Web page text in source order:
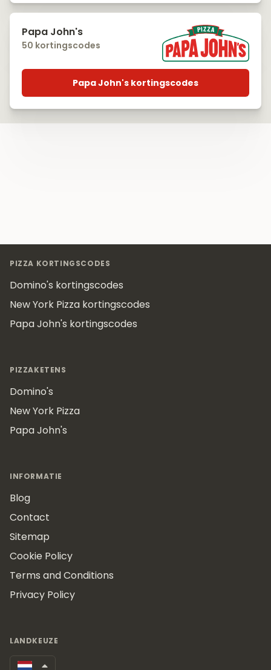
Papa John's
50 kortingscodes
Papa John's kortingscodes
PIZZA KORTINGSCODES
Domino's kortingscodes
New York Pizza kortingscodes
Papa John's kortingscodes
PIZZAKETENS
Domino's
New York Pizza
Papa John's
INFORMATIE
Blog
Contact
Sitemap
Cookie Policy
Terms and Conditions
Privacy Policy
LANDKEUZE